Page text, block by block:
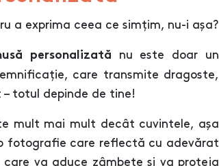
a exprima ceea ce simțim, nu-i așa?
personalizată nu este doar un
care transmite dragoste,
totul depinde de tine!
mult mai mult decât cuvintele, așa
fotografie care reflectă cu adevărat
care va aduce zâmbete și va proteja